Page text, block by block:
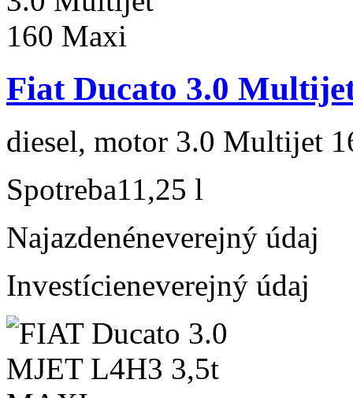
Fiat Ducato 3.0
diesel, motor 3.0 Multijet
Spotreba11,25 l
Najazdenéneverejný údaj
Investícieneverejný údaj